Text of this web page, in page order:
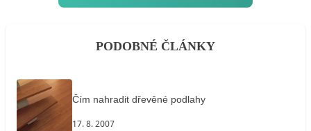
PODOBNÉ ČLÁNKY
Čím nahradit dřevěné podlahy
17. 8. 2007